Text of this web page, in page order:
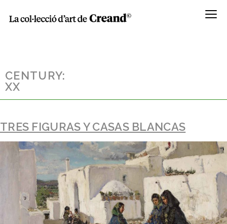
Menú
CENTURY:
XX
TRES FIGURAS Y CASAS BLANCAS